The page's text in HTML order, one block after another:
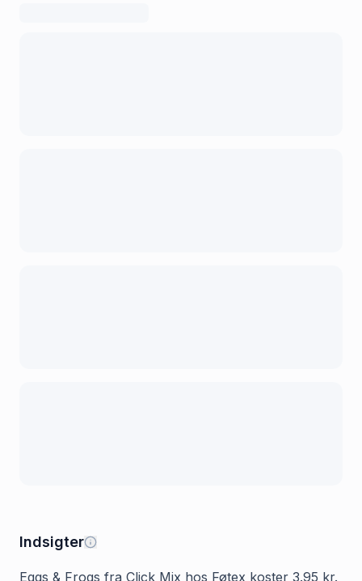
Indsigter
Eggs & Frogs fra Click Mix hos Føtex koster 3.95 kr.